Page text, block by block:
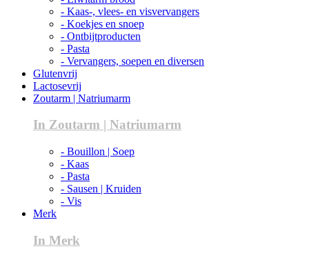
- Kaas-, vlees- en visvervangers
- Koekjes en snoep
- Ontbijtproducten
- Pasta
- Vervangers, soepen en diversen
Glutenvrij
Lactosevrij
Zoutarm | Natriumarm
In Zoutarm | Natriumarm
- Bouillon | Soep
- Kaas
- Pasta
- Sausen | Kruiden
- Vis
Merk
In Merk